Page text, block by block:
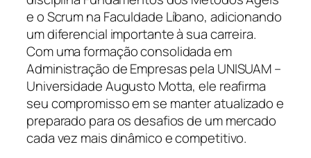
e o Scrum na Faculdade Líbano, adicionando
um diferencial importante à sua carreira.
Com uma formação consolidada em
Administração de Empresas pela UNISUAM –
Universidade Augusto Motta, ele reafirma
seu compromisso em se manter atualizado e
preparado para os desafios de um mercado
cada vez mais dinâmico e competitivo.